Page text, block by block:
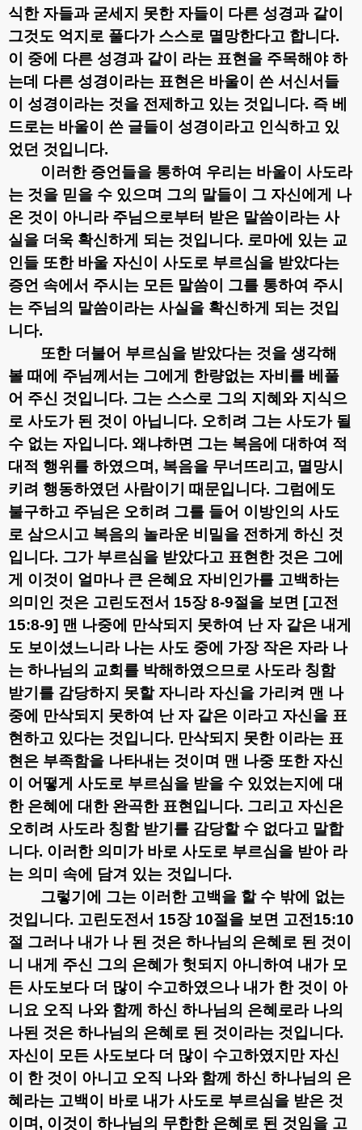
식한 자들과 굳세지 못한 자들이 다른 성경과 같이
그것도 억지로 풀다가 스스로 멸망한다고 합니다.
이 중에 다른 성경과 같이 라는 표현을 주목해야 하
는데 다른 성경이라는 표현은 바울이 쓴 서신서들
이 성경이라는 것을 전제하고 있는 것입니다. 즉 베
드로는 바울이 쓴 글들이 성경이라고 인식하고 있
었던 것입니다.
이러한 증언들을 통하여 우리는 바울이 사도라
는 것을 믿을 수 있으며 그의 말들이 그 자신에게 나
온 것이 아니라 주님으로부터 받은 말씀이라는 사
실을 더욱 확신하게 되는 것입니다. 로마에 있는 교
인들 또한 바울 자신이 사도로 부르심을 받았다는
증언 속에서 주시는 모든 말씀이 그를 통하여 주시
는 주님의 말씀이라는 사실을 확신하게 되는 것입
니다.
또한 더불어 부르심을 받았다는 것을 생각해
볼 때에 주님께서는 그에게 한량없는 자비를 베풀
어 주신 것입니다. 그는 스스로 그의 지혜와 지식으
로 사도가 된 것이 아닙니다. 오히려 그는 사도가 될
수 없는 자입니다. 왜냐하면 그는 복음에 대하여 적
대적 행위를 하였으며 , 복음을 무너뜨리고, 멸망시
키려 행동하였던 사람이기 때문입니다. 그럼에도
불구하고 주님은 오히려 그를 들어 이방인의 사도
로 삼으시고 복음의 놀라운 비밀을 전하게 하신 것
입니다. 그가 부르심을 받았다고 표현한 것은 그에
게 이것이 얼마나 큰 은혜요 자비인가를 고백하는
의미인 것은 고린도전서 15장8-9절을 보면 [고전
15:8-9] 맨 나중에 만삭되지 못하여 난 자 같은 내게
도 보이셨느니라 나는 사도 중에 가장 작은 자라 나
는 하나님의 교회를 박해하였으므로 사도라 칭함
받기를 감당하지 못할 자니라자신을 가리켜 맨 나
중에 만삭되지 못하여 난 자 같은 이라고 자신을 표
현하고 있다는 것입니다. 만삭되지 못한 이라는 표
현은 부족함을 나타내는 것이며 맨 나중 또한 자신
이 어떻게 사도로 부르심을 받을 수 있었는지에 대
한 은혜에 대한 완곡한 표현입니다. 그리고 자신은
오히려 사도라 칭함 받기를 감당할 수 없다고 말합
니다. 이러한 의미가 바로 사도로 부르심을 받아 라
는 의미 속에 담겨 있는 것입니다.
그렇기에 그는 이러한 고백을 할 수 밖에 없는
것입니다. 고린도전서 15장 10절을 보면 고전15:10
절 그러나 내가 나 된 것은 하나님의 은혜로 된 것이
니 내게 주신 그의 은혜가 헛되지 아니하여 내가 모
든 사도보다 더 많이 수고하였으나 내가 한 것이 아
니요 오직 나와 함께 하신 하나님의 은혜로라나의
나된 것은 하나님의 은혜로 된 것이라는 것입니다.
자신이 모든 사도보다 더 많이 수고하였지만 자신
이 한 것이 아니고 오직 나와 함께 하신 하나님의 은
혜라는 고백이 바로 내가 사도로 부르심을 받은 것
이며 , 이것이 하나님의 무한한 은혜로 된 것임을 고